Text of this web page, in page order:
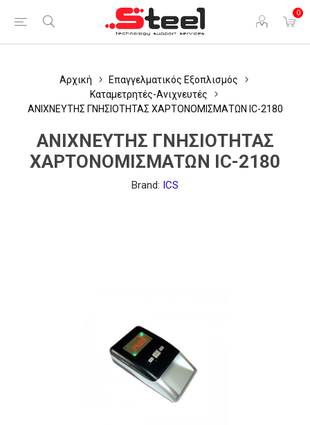
0
Αρχική
Επαγγελματικός Εξοπλισμός
Καταμετρητές-Ανιχνευτές
ΑΝΙΧΝΕΥΤΗΣ ΓΝΗΣΙΟΤΗΤΑΣ ΧΑΡΤΟΝΟΜΙΣΜΑΤΩΝ IC-2180
ΑΝΙΧΝΕΥΤΗΣ ΓΝΗΣΙΟΤΗΤΑΣ
ΧΑΡΤΟΝΟΜΙΣΜΑΤΩΝ IC-2180
Brand: ICS